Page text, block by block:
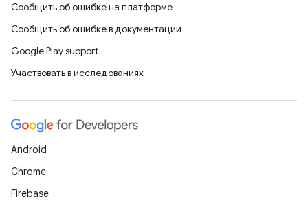
Сообщить об ошибке на платформе
Сообщить об ошибке в документации
Google Play support
Участвовать в исследованиях
Android
Chrome
Firebase